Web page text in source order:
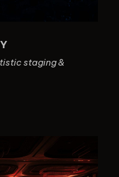
staging &